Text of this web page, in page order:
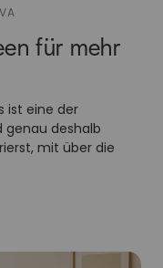
für mehr
ist eine der
genau deshalb
mit über die